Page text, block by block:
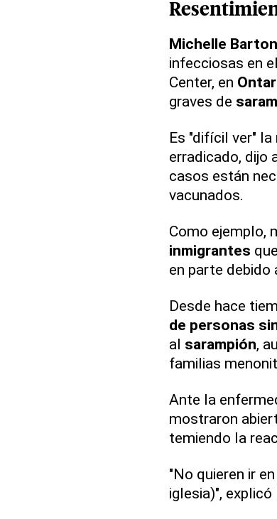
Michelle Barton
infecciosas en
Center, en
graves de
Es "difícil ver" la
erradicado, dijo
casos están
vacunados.
Como ejemplo,
inmigrantes
en parte debido
Desde hace
de personas
al sarampión,
familias
Ante la
mostraron
temiendo la
"No quieren ir en
iglesia)", explicó